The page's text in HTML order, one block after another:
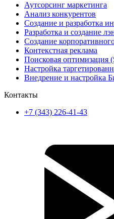
Аутсорсинг маркетинга
Анализ конкурентов
Создание и разработка
Разработка и создание
Создание
Контекстная реклама
Поисковая оптимизация
Настройка
Внедрение и настройка
Контакты
+7 (343) 226-41-43